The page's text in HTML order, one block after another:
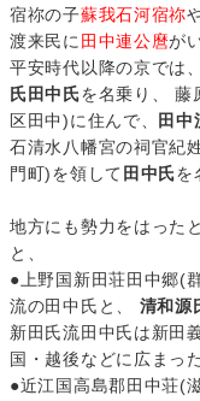
宿祢の子蘇我石河宿祢
渡来民に 田中連公麿が
平安時代以降の京では
氏田中氏を名乗り、 藤
区田中)に住んで、
田中
石清水八幡宮の祠官紀
門町)を領して 田中氏を
地方にも勢力をはった
と、
●上野国新田荘田中郷(
流の田中氏と、 清和源
新田氏流田中氏は新田
国・越後などに広まっ
●近江国高島郡田中荘(